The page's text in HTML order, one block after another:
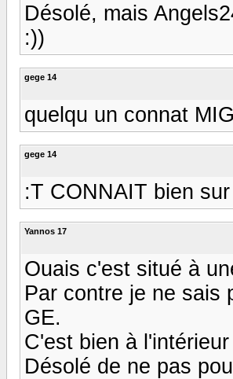
Désolé, mais
:))
gege 14
quelqu un connat
gege 14
:T CONNAIT bien sur
Yannos 17
Ouais c'est situé à
Par contre je ne sais
GE.
C'est bien à
Désolé de ne pas